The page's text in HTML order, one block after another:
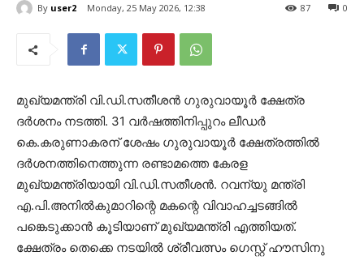
By user2 Monday, 25 May 2026, 12:38 0
87
മുഖ്യമന്ത്രി വി.ഡി.സതീശൻ ഗുരുവായൂർ ക്ഷേത്ര
ദർശനം നടത്തി. 31 വർഷത്തിനിപ്പുറം ലീഡർ
കെ.കരുണാകരന് ശേഷം ഗുരുവായൂർ ക്ഷേത്രത്തിൽ
ദർശനത്തിനെത്തുന്ന രണ്ടാമത്തെ കേരള
മുഖ്യമന്ത്രിയായി വി.ഡി.സതീശൻ. റവന്യു മന്ത്രി
എ.പി.അനിൽകുമാറിന്റെ മകന്റെ വിവാഹച്ചടങ്ങിൽ
പങ്കെടുക്കാൻ കൂടിയാണ് മുഖ്യമന്ത്രി എത്തിയത്.
ക്ഷേത്രം തെക്കെ നടയിൽ ശ്രീവത്സം ഗെസ്റ്റ് ഹൗസിനു